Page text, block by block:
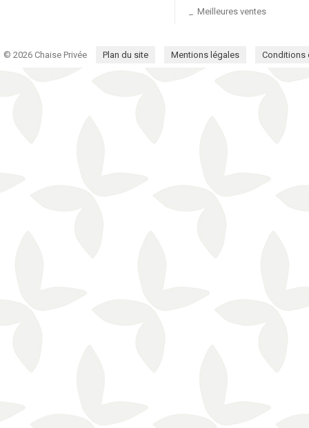
Meilleures ventes
© 2026 Chaise Privée Plan du site Mentions légales Conditions